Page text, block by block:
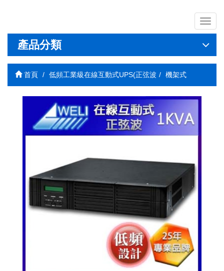
導
覽
列
關
產品分類
首頁 低頻工業級在線互動式UPS(正弦波 機架式